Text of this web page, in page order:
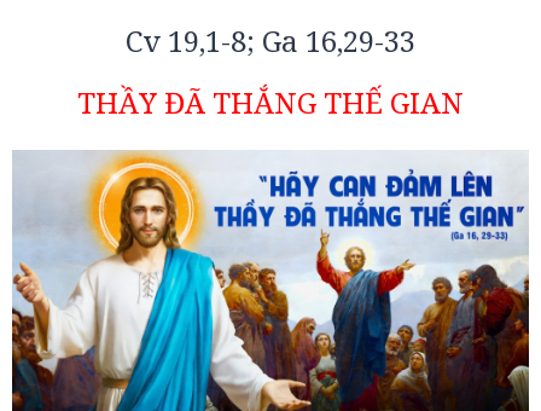
Cv 19,1-8; Ga 16,29-33
THẦY ĐÃ THẮNG THẾ GIAN